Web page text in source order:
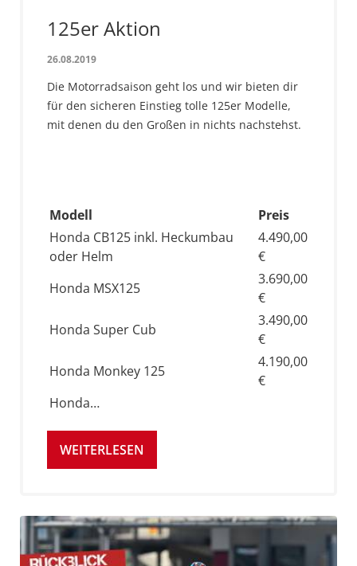
125er Aktion
26.08.2019
Die Motorradsaison geht los und wir bieten dir
für den sicheren Einstieg tolle 125er Modelle,
mit denen du den Großen in nichts nachstehst.
Modell
Preis
Honda CB125 inkl. Heckumbau
oder Helm
4.490,00
€
Honda MSX125
3.690,00
€
Honda Super Cub
3.490,00
€
Honda Monkey 125
4.190,00
€
Honda…
WEITERLESEN